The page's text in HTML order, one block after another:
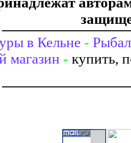
в Кельне -
магазин - купить,